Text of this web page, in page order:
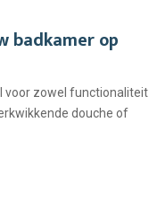
badkamer op
voor zowel functionaliteit
douche of